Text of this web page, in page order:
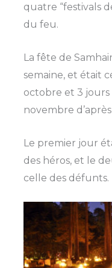
quatre “festivals
du feu.
La fête de
semaine, et était
octobre et 3 jours
novembre
Le premier jour
des héros, et le
celle des défunts.